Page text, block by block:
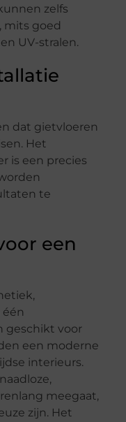
zelfs
mits goed
UV-stralen.
dat gietvloeren
Het
is een precies
te
een
geschikt voor
een moderne
interieurs.
meegaat,
zijn. Het